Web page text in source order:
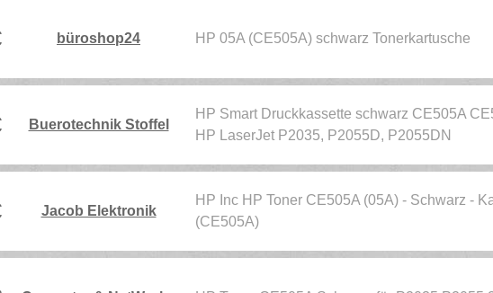
büroshop24 HP 05A (CE505A) schwarz Tonerkartusche
Buerotechnik Stoffel
HP Smart Druckkassette schwarz CE505A
HP LaserJet P2035, P2055D, P2055DN
Jacob Elektronik
HP Inc HP Toner CE505A (05A) - Schwarz -
(CE505A)